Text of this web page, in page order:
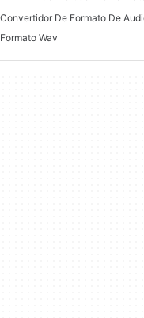
Formato Wav